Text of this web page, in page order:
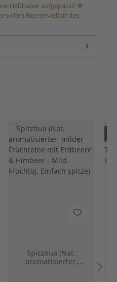
aufgepasst! 🍓
vollen Beerenvielfalt des
Spitzbua (Nat.
aromatisierter,